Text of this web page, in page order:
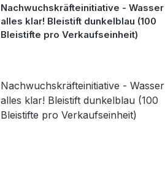
Nachwuchskräfteinitiative - Wasser
alles klar! Bleistift dunkelblau (100
Bleistifte pro Verkaufseinheit)
Nachwuchskräfteinitiative - Wasser
alles klar! Bleistift dunkelblau (100
Bleistifte pro Verkaufseinheit)